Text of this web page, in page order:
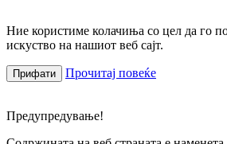
Ние користиме колачиња со цел да го
искуство на нашиот веб сајт.
Прифати Прочитај повеќе
Предупредување!